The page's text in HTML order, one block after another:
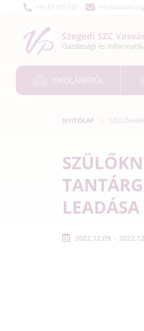
+36-62 425-322 info@vasvari.org
Szegedi SZC
Gazdasági és
ISKOLÁNKRÓL
NYITÓLAP
LEADÁSA
2022.12.09. -